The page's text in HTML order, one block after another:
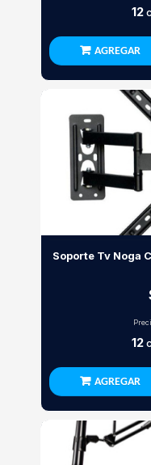
12
AGREGAR
Soporte Tv Noga
12
AGREGAR